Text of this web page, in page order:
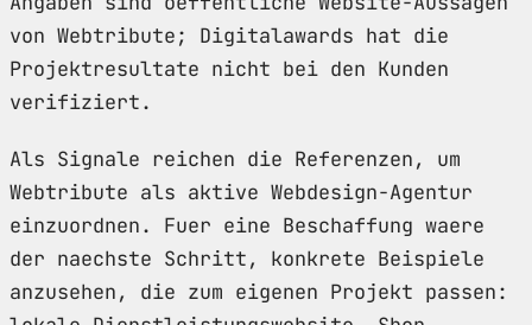
von Webtribute; Digitalawards hat die
Projektresultate nicht bei den Kunden
verifiziert.
Als Signale reichen die Referenzen, um
Webtribute als aktive Webdesign-Agentur
einzuordnen. Fuer eine Beschaffung waere
der naechste Schritt, konkrete Beispiele
anzusehen, die zum eigenen Projekt passen: